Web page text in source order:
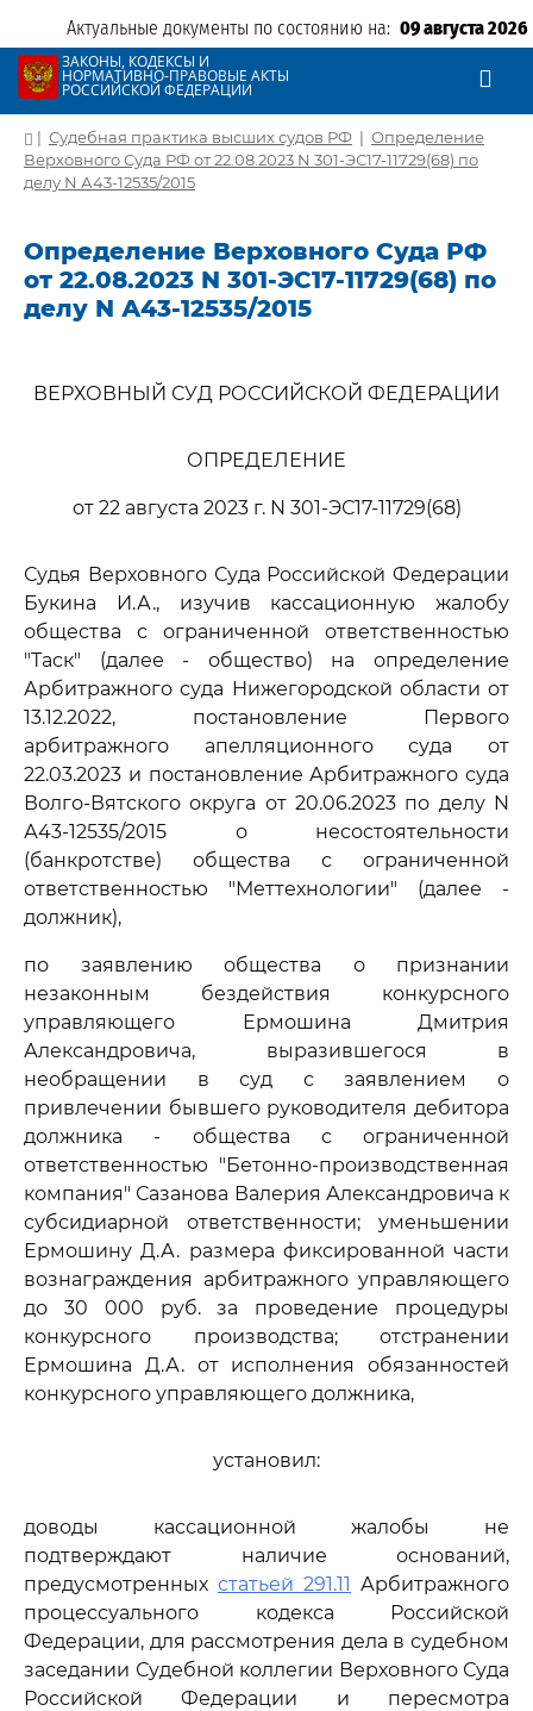
Актуальные документы по состоянию на: 09 августа 2026
ЗАКОНЫ, КОДЕКСЫ И
НОРМАТИВНО-ПРАВОВЫЕ АКТЫ
РОССИЙСКОЙ ФЕДЕРАЦИИ
| Судебная практика высших судов РФ | Определение
Верховного Суда РФ от 22.08.2023 N 301-ЭС17-11729(68) по
делу N А43-12535/2015
Определение Верховного Суда РФ
от 22.08.2023 N 301-ЭС17-11729(68) по
делу N А43-12535/2015
ВЕРХОВНЫЙ СУД РОССИЙСКОЙ ФЕДЕРАЦИИ
ОПРЕДЕЛЕНИЕ
от 22 августа 2023 г. N 301-ЭС17-11729(68)
Судья Верховного Суда Российской Федерации
Букина И.А., изучив кассационную жалобу
общества с ограниченной ответственностью
"Таск" (далее - общество) на определение
Арбитражного суда Нижегородской области от
13.12.2022, постановление Первого
арбитражного апелляционного суда от
22.03.2023 и постановление Арбитражного суда
Волго-Вятского округа от 20.06.2023 по делу N
А43-12535/2015 о несостоятельности
(банкротстве) общества с ограниченной
ответственностью "Меттехнологии" (далее -
должник),
по заявлению общества о признании
незаконным бездействия конкурсного
управляющего Ермошина Дмитрия
Александровича, выразившегося в
необращении в суд с заявлением о
привлечении бывшего руководителя дебитора
должника - общества с ограниченной
ответственностью "Бетонно-производственная
компания" Сазанова Валерия Александровича к
субсидиарной ответственности; уменьшении
Ермошину Д.А. размера фиксированной части
вознаграждения арбитражного управляющего
до 30 000 руб. за проведение процедуры
конкурсного производства; отстранении
Ермошина Д.А. от исполнения обязанностей
конкурсного управляющего должника,
установил:
доводы кассационной жалобы не
подтверждают наличие оснований,
предусмотренных статьей 291.11 Арбитражного
процессуального кодекса Российской
Федерации, для рассмотрения дела в судебном
заседании Судебной коллегии Верховного Суда
Российской Федерации и пересмотра